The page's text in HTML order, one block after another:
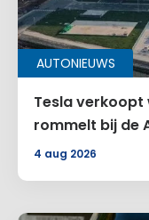
AUTONIEUWS
Tesla
rommelt bij de
4 aug 2026